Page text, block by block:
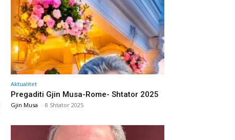
Aktualitet
Pregaditi Gjin Musa-Rome- Shtator 2025
Gjin Musa - 8 Shtator 2025